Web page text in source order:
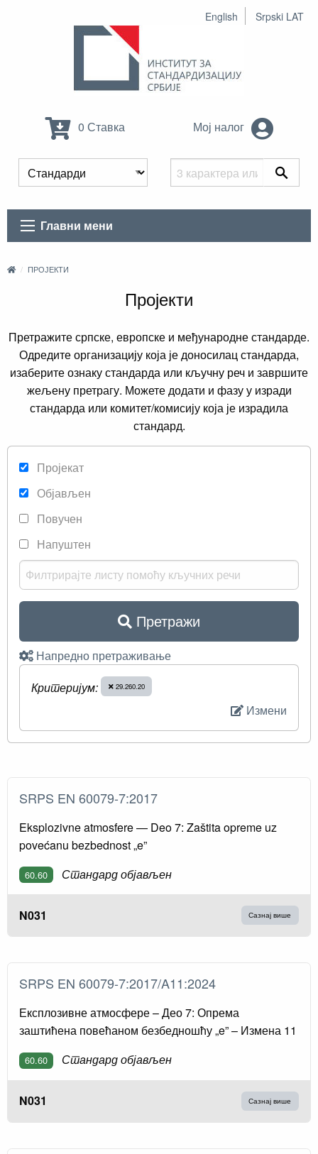
English Srpski LAT
0 Ставка Мој налог
Главни мени
ПРОЈЕКТИ
Пројекти
Претражите српске, европске и међународне стандарде.
Одредите организацију која је доносилац стандарда,
изаберите ознаку стандарда или кључну реч и завршите
жељену претрагу. Можете додати и фазу у изради
стандарда или комитет/комисију која је израдила
стандард.
Пројекат
Објављен
Повучен
Напуштен
Претражи
Напредно претраживање
Критеријум:
29.260.20
Измени
SRPS EN 60079-7:2017
Eksplozivne atmosfere — Deo 7: Zaštita opreme uz
povećanu bezbednost „e”
60.60 Стандард објављен
N031 Сазнај више
SRPS EN 60079-7:2017/A11:2024
Експлозивне атмосфере – Део 7: Опрема
заштићена повећаном безбедношћу „e” – Измена 11
60.60 Стандард објављен
N031 Сазнај више